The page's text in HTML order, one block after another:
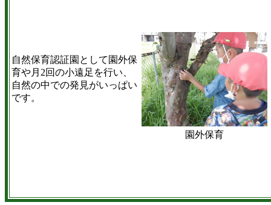
自然保育認証園として園外保
育や月2回の小遠足を行い、
自然の中での発見がいっぱい
です。
園外保育